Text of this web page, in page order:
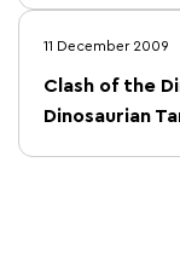
11 December 2009
Clash of the
Dinosaurian